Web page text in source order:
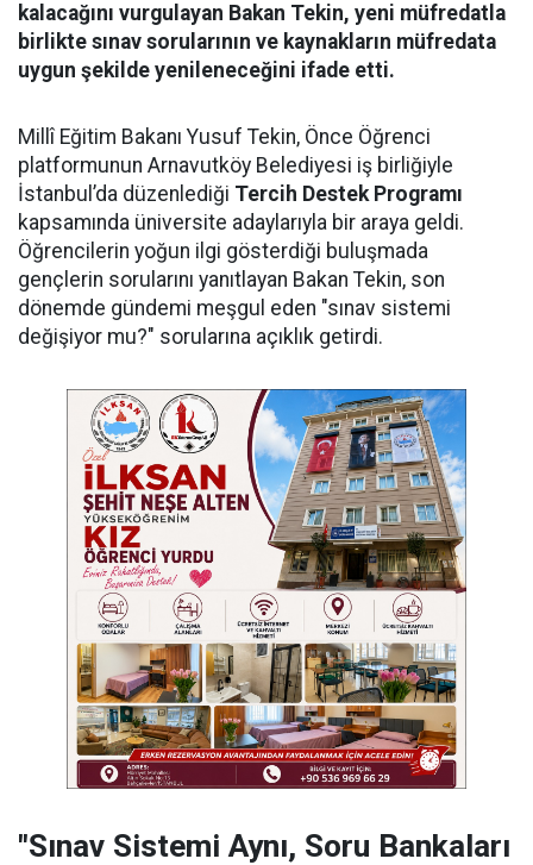
kalacağını vurgulayan Bakan Tekin, yeni müfredatla
birlikte sınav sorularının ve kaynakların müfredata
uygun şekilde yenileneceğini ifade etti.
Millî Eğitim Bakanı Yusuf Tekin, Önce Öğrenci
platformunun Arnavutköy Belediyesi iş birliğiyle
İstanbul’da düzenlediği Tercih Destek Programı
kapsamında üniversite adaylarıyla bir araya geldi.
Öğrencilerin yoğun ilgi gösterdiği buluşmada
gençlerin sorularını yanıtlayan Bakan Tekin, son
dönemde gündemi meşgul eden "sınav sistemi
değişiyor mu?" sorularına açıklık getirdi.
"Sınav Sistemi Aynı, Soru Bankaları